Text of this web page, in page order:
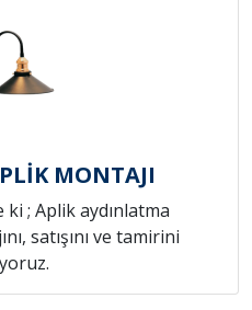
MONTAJI
ki ; Aplik aydınlatma
satışını ve tamirini